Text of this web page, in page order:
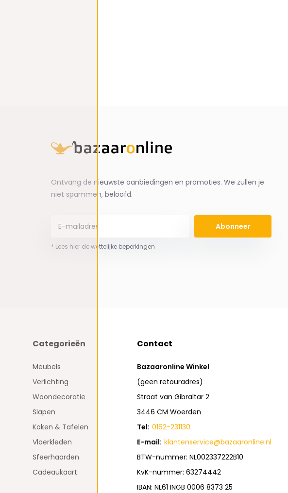
Ontvang de nieuwste aanbiedingen en promoties. We zullen je
niet spammen, beloofd.
Abonneer
* Lees hier de wettelijke beperkingen
Categorieën
Meubels
Verlichting
Woondecoratie
Slapen
Koken & Tafelen
Vloerkleden
Sfeerhaarden
Cadeaukaart
Contact
Bazaaronline Winkel
(geen retouradres)
Straat van Gibraltar 2
3446 CM Woerden
Tel: 0162-231130
E-mail: klantenservice@bazaaronline.nl
BTW-nummer: NL002337222B10
KvK-nummer: 63274442
IBAN: NL61 INGB 0006 8373 25